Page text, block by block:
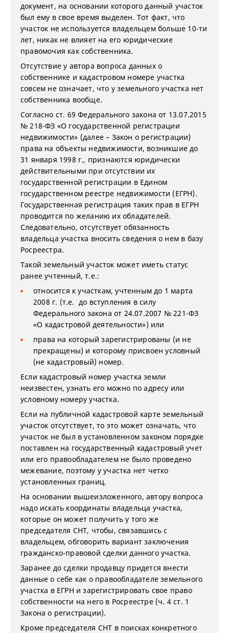
документ, на основании которого данный участок
был ему в свое время выделен. Тот факт, что
участок не используется владельцем больше 10-ти
лет, никак не влияет на его юридические
правомочия как собственника.
Отсутствие у автора вопроса данных о
собственнике и кадастровом номере участка
совсем не означает, что у земельного участка нет
собственника вообще.
Согласно ст. 69 Федерального закона от 13.07.2015
№ 218-ФЗ «О государственной регистрации
недвижимости» (далее – Закон о регистрации)
права на объекты недвижимости, возникшие до
31 января 1998 г., признаются юридически
действительными при отсутствии их
государственной регистрации в Едином
государственном реестре недвижимости (ЕГРН).
Государственная регистрация таких прав в ЕГРН
проводится по желанию их обладателей.
Следовательно, отсутствует обязанность
владельца участка вносить сведения о нем в базу
Росреестра.
Такой земельный участок может иметь статус
ранее учтенный, т.е.:
относится к участкам, учтенным до 1 марта
2008 г. (т.е. до вступления в силу
Федерального закона от 24.07.2007 № 221-ФЗ
«О кадастровой деятельности») или
права на который зарегистрированы (и не
прекращены) и которому присвоен условный
(не кадастровый) номер.
Если кадастровый номер участка земли
неизвестен, узнать его можно по адресу или
условному номеру участка.
Если на публичной кадастровой карте земельный
участок отсутствует, то это может означать, что
участок не был в установленном законом порядке
поставлен на государственный кадастровый учет
или его правообладателем не было проведено
межевание, поэтому у участка нет четко
установленных границ.
На основании вышеизложенного, автору вопроса
надо искать координаты владельца участка,
которые он может получить у того же
председателя СНТ, чтобы, связавшись с
владельцем, обговорить вариант заключения
гражданско-правовой сделки данного участка.
Заранее до сделки продавцу придется внести
данные о себе как о правообладателе земельного
участка в ЕГРН и зарегистрировать свое право
собственности на него в Росреестре (ч. 4 ст. 1
Закона о регистрации).
Кроме председателя СНТ в поисках конкретного